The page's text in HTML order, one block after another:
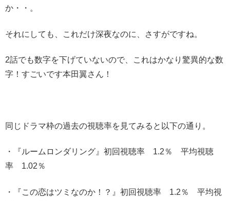
か・・。
それにしても、これだけ深夜なのに、さすがですね。
2話でも数字を下げていないので、これはかなり驚異的な数
字！すごいです本田翼さん！
同じドラマ枠の過去の視聴率を見てみると以下の通り。
・『ルームロンダリング』初回視聴率 1.2％ 平均視聴
率 1.02％
・『この恋はツミなのか！？』初回視聴率 1.2％ 平均視